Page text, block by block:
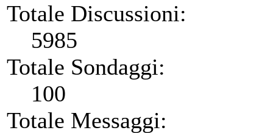
Totale Discussioni:
5985
Totale Sondaggi:
100
Totale Messaggi: